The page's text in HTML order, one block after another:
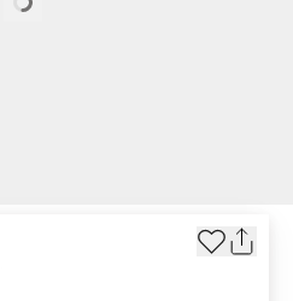
Loading…